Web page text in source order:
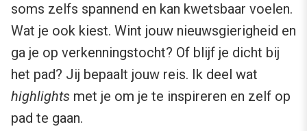
soms zelfs spannend en kan kwetsbaar voelen.
Wat je ook kiest. Wint jouw nieuwsgierigheid en
ga je op verkenningstocht? Of blijf je dicht bij
het pad? Jij bepaalt jouw reis. Ik deel wat
highlights met je om je te inspireren en zelf op
pad te gaan.